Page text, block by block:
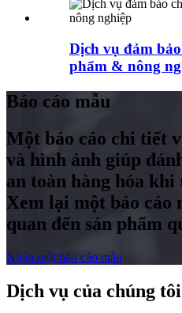
Dịch vụ đảm
phẩm & nông
Báo cáo mẫu
Một báo cáo chi tiết
và hình ảnh giúp
an toàn hàng hóa
Xem lại một báo cáo
quan đến sản phẩm
Nhận một báo cáo mẫu
Dịch vụ của chúng tôi